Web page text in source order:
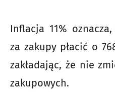
Inflacja 11%
za zakupy płacić o
zakładając, że nie
zakupowych.